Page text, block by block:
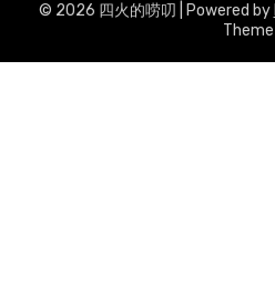
© 2026 四火的唠叨 | Powered by
Theme